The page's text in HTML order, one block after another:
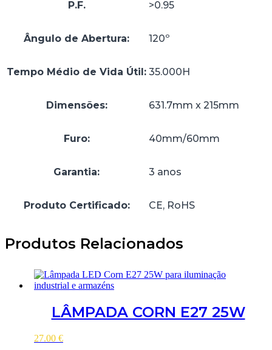
P.F. >0.95
Ângulo de Abertura: 120º
Tempo Médio de Vida Útil: 35.000H
Dimensões: 631.7mm x 215mm
Furo: 40mm/60mm
Garantia: 3 anos
Produto Certificado: CE, RoHS
Produtos Relacionados
LÂMPADA CORN E27 25W
27.00 €